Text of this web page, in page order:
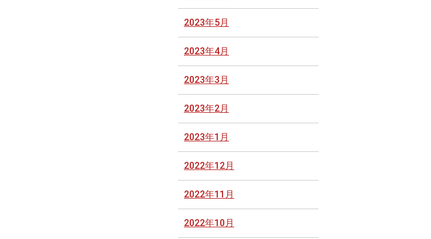
2023年5月
2023年4月
2023年3月
2023年2月
2023年1月
2022年12月
2022年11月
2022年10月